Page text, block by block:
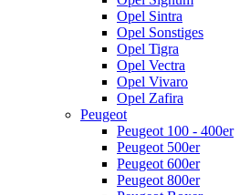
Opel Sintra
Opel Sonstiges
Opel Tigra
Opel Vectra
Opel Vivaro
Opel Zafira
Peugeot
Peugeot 100 - 400er
Peugeot 500er
Peugeot 600er
Peugeot 800er